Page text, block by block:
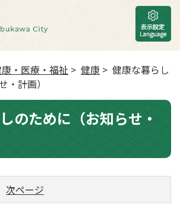
・医療・福祉 > 健康 > 健康な暮らし
・計画）
のために（お知らせ・
次ページ